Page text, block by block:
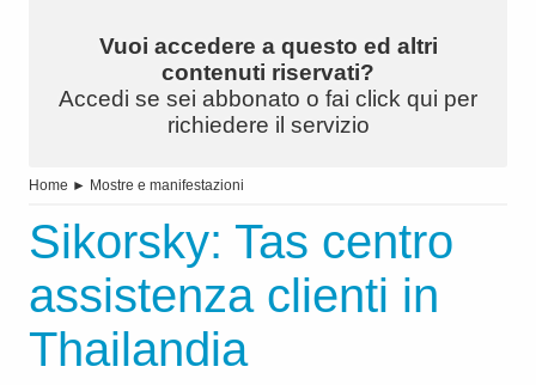
Vuoi accedere a questo ed altri
contenuti riservati?
Accedi se sei abbonato o fai click qui per
richiedere il servizio
Home ► Mostre e manifestazioni
Sikorsky: Tas centro
assistenza clienti in
Thailandia